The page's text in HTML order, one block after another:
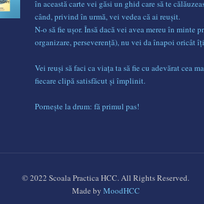
în această carte vei găsi un ghid care să te
când, privind în urmă, vei vedea că ai reușit.
N-o să fie ușor. Însă dacă vei avea mereu în minte
organizare, perseverență), nu vei da înapoi oricât
Vei reuși să faci ca viața ta să fie cu adevărat cea
fiecare clipă satisfăcut și împlinit.
Pornește la drum: fă primul pas!
© 2022 Scoala Practica HCC. All Rights Reserved.
Made by MoodHCC